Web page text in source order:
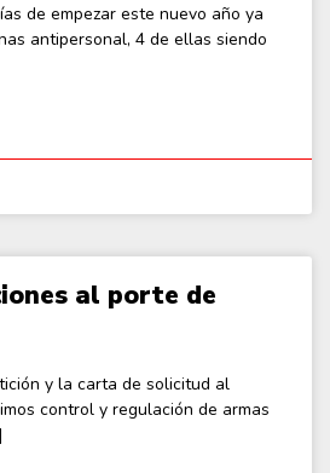
de empezar este nuevo año ya
antipersonal, 4 de ellas siendo
al porte de
y la carta de solicitud al
control y regulación de armas